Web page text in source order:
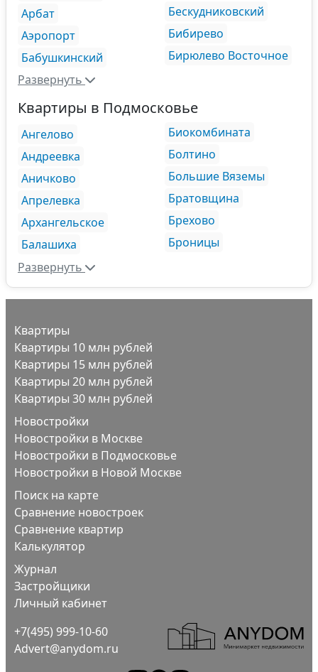
Арбат
Аэропорт
Бабушкинский
Бескудниковский
Бибирево
Бирюлево Восточное
Развернуть
Квартиры в Подмосковье
Ангелово
Андреевка
Аничково
Апрелевка
Архангельское
Балашиха
Биокомбината
Болтино
Большие Вяземы
Братовщина
Брехово
Броницы
Развернуть
Квартиры
Квартиры 10 млн рублей
Квартиры 15 млн рублей
Квартиры 20 млн рублей
Квартиры 30 млн рублей
Новостройки
Новостройки в Москве
Новостройки в Подмосковье
Новостройки в Новой Москве
Поиск на карте
Сравнение новостроек
Сравнение квартир
Калькулятор
Журнал
Застройщики
Личный кабинет
+7(495) 999-10-60
Advert@anydom.ru